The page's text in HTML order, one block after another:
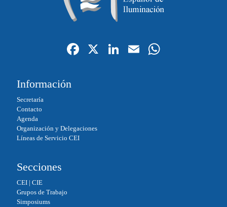
Fa
X
Li
E
Información
Secretaría
Contacto
Agenda
Organización y Delegaciones
Líneas de Servicio CEI
Secciones
CEI| CIE
Grupos de Trabajo
Simposiums